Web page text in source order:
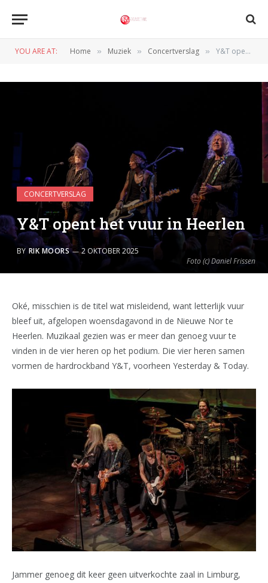
YOU ARE AT: Home » Muziek » Concertverslag » Y&T opent het vuur in Heerlen
Foto (c) Daniel Frissen
CONCERTVERSLAG
Y&T opent het vuur in Heerlen
BY RIK MOORS 2 OKTOBER 2025
Oké, misschien is de titel wat misleidend, want letterlijk vuur
bleef uit, afgelopen woensdagavond in de Nieuwe Nor te
Heerlen. Muzikaal gezien was er meer dan genoeg vuur te
vinden in de vier heren op het podium. Die vier heren samen
vormen de hardrockband Y&T, voorheen Yesterday & Today.
Jammer genoeg dit keer geen uitverkochte zaal in Limburg,